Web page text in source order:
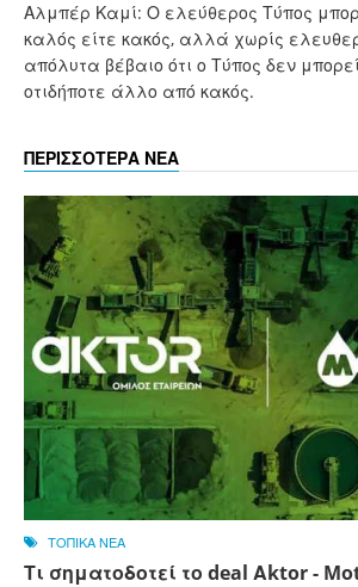
Αλμπέρ Καμί: Ο ελεύθερος Τύπος
καλός είτε κακός, αλλά χωρίς
απόλυτα βέβαιο ότι ο Τύπος δεν
οτιδήποτε άλλο από κακός.
ΠΕΡΙΣΣΟΤΕΡΑ ΝΕΑ
ΤΟΠΙΚΑ ΝΕΑ
Τι σηματοδοτεί το deal Αktor -